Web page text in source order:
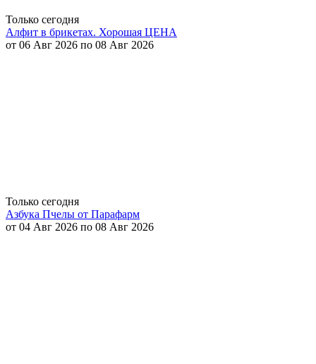
Только сегодня
Алфит в брикетах. Хорошая ЦЕНА
от 06 Авг 2026 по 08 Авг 2026
Только сегодня
Азбука Пчелы от Парафарм
от 04 Авг 2026 по 08 Авг 2026